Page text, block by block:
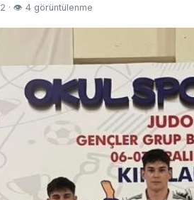
· 👁 4 görüntülenme